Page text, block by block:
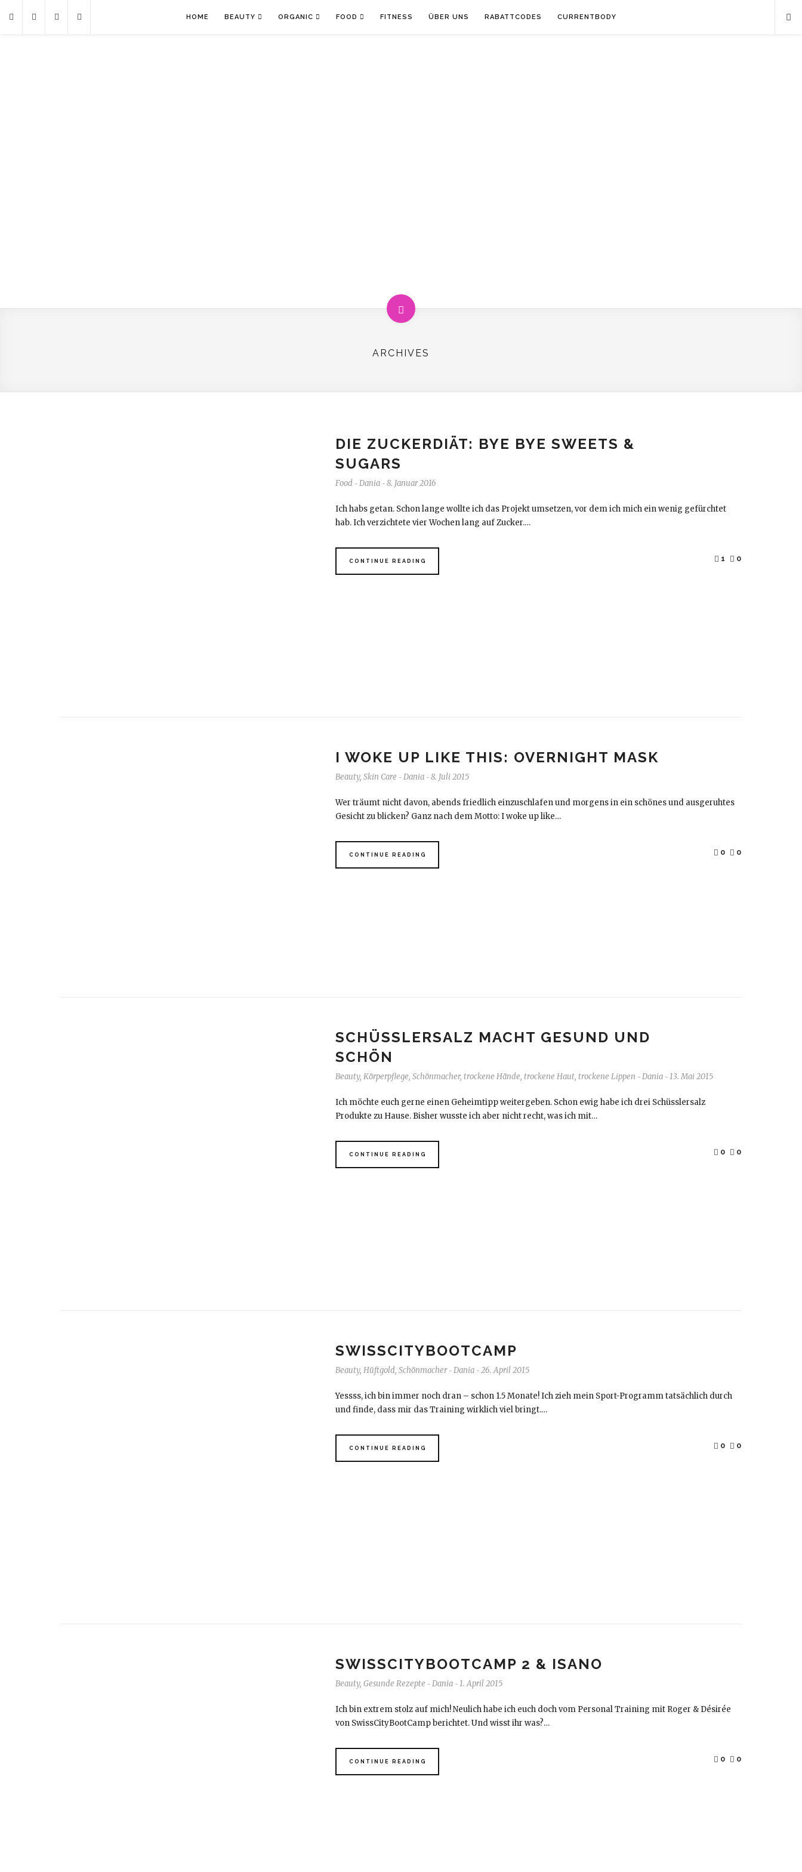
HOME BEAUTY ORGANIC FOOD FITNESS ÜBER UNS RABATTCODES CURRENTBODY
ARCHIVES
DIE ZUCKERDIÄT: BYE BYE SWEETS &
SUGARS
Food - Dania - 8. Januar 2016
Ich habs getan. Schon lange wollte ich das Projekt umsetzen, vor dem ich mich ein wenig gefürchtet
hab. Ich verzichtete vier Wochen lang auf Zucker.…
CONTINUE READING 1 0
I WOKE UP LIKE THIS: OVERNIGHT MASK
Beauty, Skin Care - Dania - 8. Juli 2015
Wer träumt nicht davon, abends friedlich einzuschlafen und morgens in ein schönes und ausgeruhtes
Gesicht zu blicken? Ganz nach dem Motto: I woke up like…
CONTINUE READING 0 0
SCHÜSSLERSALZ MACHT GESUND UND
SCHÖN
Beauty, Körperpflege, Schönmacher, trockene Hände, trockene Haut, trockene Lippen - Dania - 13. Mai 2015
Ich möchte euch gerne einen Geheimtipp weitergeben. Schon ewig habe ich drei Schüsslersalz
Produkte zu Hause. Bisher wusste ich aber nicht recht, was ich mit…
CONTINUE READING 0 0
SWISSCITYBOOTCAMP
Beauty, Hüftgold, Schönmacher - Dania - 26. April 2015
Yessss, ich bin immer noch dran – schon 1.5 Monate! Ich zieh mein Sport-Programm tatsächlich durch
und finde, dass mir das Training wirklich viel bringt.…
CONTINUE READING 0 0
SWISSCITYBOOTCAMP 2 & ISANO
Beauty, Gesunde Rezepte - Dania - 1. April 2015
Ich bin extrem stolz auf mich! Neulich habe ich euch doch vom Personal Training mit Roger & Désirée
von SwissCityBootCamp berichtet. Und wisst ihr was?…
CONTINUE READING 0 0